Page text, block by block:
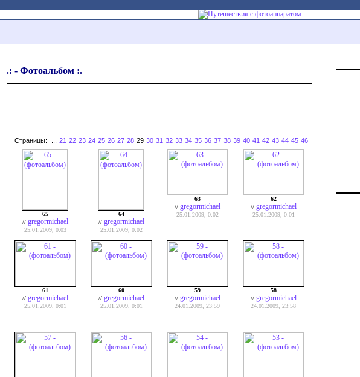
.: - Фотоальбом :.
Страницы: 21 22 23 24 25 26 27 28 29 30 31 32 33 34 35 36 37 38 39 40 41 42 43 44 45 46
65
// gregormichael
25.01.2009, 0:03
64
// gregormichael
25.01.2009, 0:02
63
// gregormichael
25.01.2009, 0:02
62
// gregormichael
25.01.2009, 0:01
61
// gregormichael
25.01.2009, 0:01
60
// gregormichael
25.01.2009, 0:01
59
// gregormichael
24.01.2009, 23:59
58
// gregormichael
24.01.2009, 23:58